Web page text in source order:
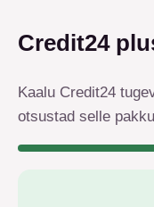
Credit24
Kaalu Credit24
otsustad selle